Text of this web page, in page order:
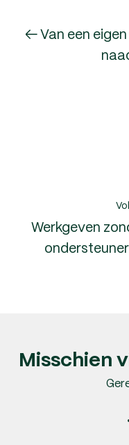
← Van een
Werkgeven
Misschien